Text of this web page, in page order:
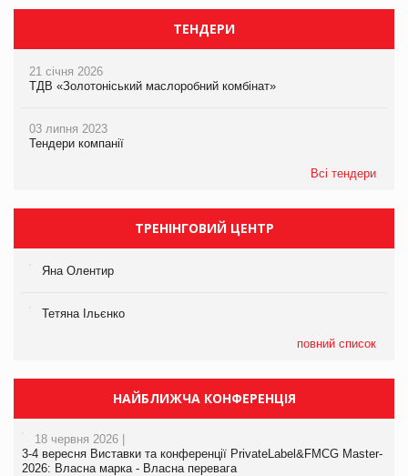
ТЕНДЕРИ
21 січня 2026
ТДВ «Золотоніський маслоробний комбінат»
03 липня 2023
Тендери компанії
Всі тендери
ТРЕНІНГОВИЙ ЦЕНТР
Яна Олентир
Тетяна Ільєнко
повний список
НАЙБЛИЖЧА КОНФЕРЕНЦІЯ
18 червня 2026 |
3-4 вересня Виставки та конференції PrivateLabel&FMCG Master-
2026: Власна марка - Власна перевага